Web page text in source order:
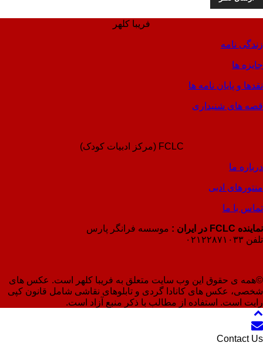
فریبا کلهر
زندگی نامه
جایزه ها
نقدها و پایان نامه ها
قصه های شنیداری
FCLC (مرکز ادبیات کودک)
درباره ما
منتورهای ادبی
تماس با ما
نماینده FCLC در ایران :
موسسه فرانگر پارس
تلفن ۰۲۱۲۲۸۷۱۰۳۳
©همه ی حقوق این وب سایت متعلق به فریبا کلهر است. عکس های
شخصی، عکس های کانادا گردی و تابلوهای نقاشی شامل قانون کپی
رایت است. استفاده از مطالب با ذکر منبع آزاد است.
Contact Us